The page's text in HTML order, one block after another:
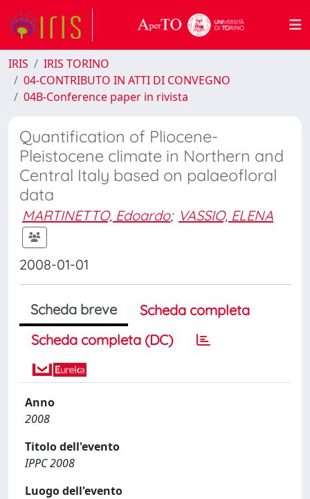
IRIS
IRIS TORINO
04-CONTRIBUTO IN ATTI DI CONVEGNO
04B-Conference paper in rivista
Quantification of Pliocene-
Pleistocene climate in Northern and
Central Italy based on palaeofloral
data
MARTINETTO, Edoardo; VASSIO, ELENA
2008-01-01
Scheda breve
Scheda completa
Scheda completa (DC)
Anno
2008
Titolo dell'evento
IPPC 2008
Luogo dell'evento